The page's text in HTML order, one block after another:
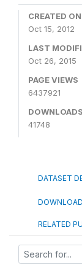
CREATED ON
Oct 15, 2012
LAST
Oct 26, 2015
PAGE VIEWS
6437921
DOWNLOADS
41748
DATASET
RELATED